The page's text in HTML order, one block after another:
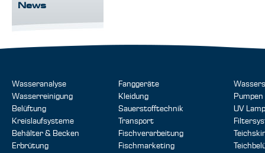
News
Wasseranalyse
Wasserreinigung
Belüftung
Kreislaufsysteme
Behälter & Becken
Erbrütung
Fanggeräte
Kleidung
Sauerstofftechnik
Transport
Fischverarbeitung
Fischmarketing
Pumpen
UV